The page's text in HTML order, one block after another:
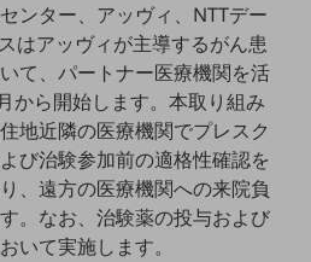
ンター、アッヴィ、NTTデー
はアッヴィが主導するがん患
て、パートナー医療機関を活
から開始します。本取り組み
地近隣の医療機関でプレスク
び治験参加前の適格性確認を
、遠方の医療機関への来院負
。なお、治験薬の投与および
いて実施します。